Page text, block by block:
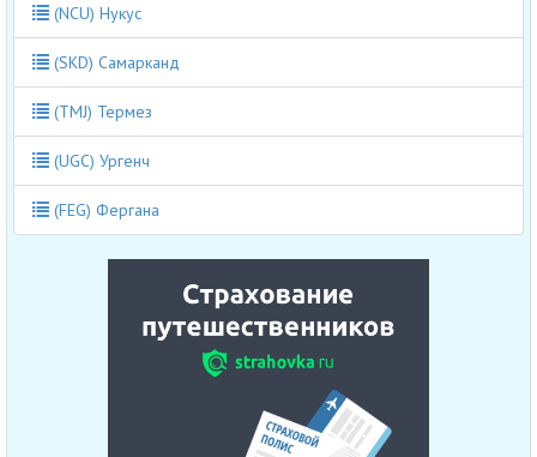
(NCU) Нукус
(SKD) Самарканд
(TMJ) Термез
(UGC) Ургенч
(FEG) Фергана